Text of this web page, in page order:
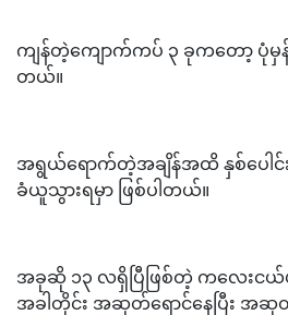
ကျန်တဲ့ကျောက်ကပ် ၃ ခုကတော့ ပုံမှ
တယ်။
အရွယ်ရောက်တဲ့အချိန်အထိ နှစ်ပေါင်း
ခံယူသွားရမှာ ဖြစ်ပါတယ်။
အခုဆို ၁၃ လရှိပြီဖြစ်တဲ့ ကလေးင
အခါတိုင်း အဆုတ်ရောင်နေပြီး